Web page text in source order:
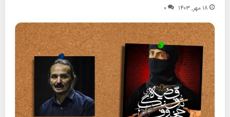
۱۸ مهر, ۱۴۰۳ ۰